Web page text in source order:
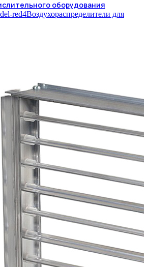
оборудования
Воздухораспределители для